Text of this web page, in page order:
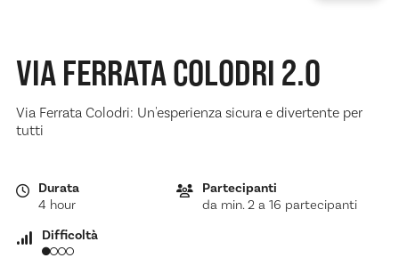
VIA FERRATA COLODRI 2.0
Via Ferrata Colodri: Un'esperienza sicura e divertente per
tutti
Durata
4 hour
Partecipanti
da min. 2 a 16 partecipanti
Difficoltà